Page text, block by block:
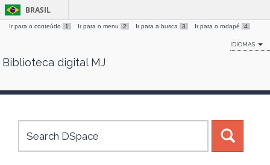
Skip
BRASIL
Ir para o conteúdo 1 Ir para o menu 2 Ir para a busca 3 Ir para o rodapé 4
IDIOMAS
Biblioteca digital MJ